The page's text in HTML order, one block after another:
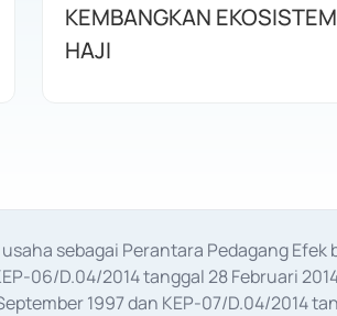
KEMBANGKAN EKOSISTEM
HAJI
sebagai Perantara Pedagang
06/D.04/2014 tanggal 28 Februari
1997 dan KEP-07/D.04/2014